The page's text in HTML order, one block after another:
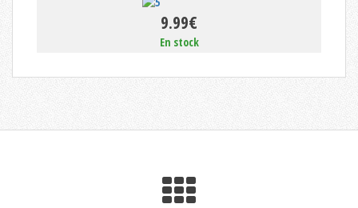
9.99€
En stock